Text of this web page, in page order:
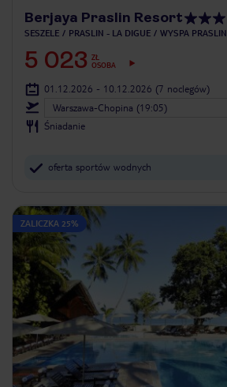
Berjaya Praslin Resort
SESZELE PRASLIN - LA DIGUE WYSPA PRASLIN
5 023 ZŁ
OSOBA
01.12.2026 - 10.12.2026 (7 noclegów)
Warszawa-Chopina (19:05)
Śniadanie
oferta sportów wodnych
ZALICZKA 25%